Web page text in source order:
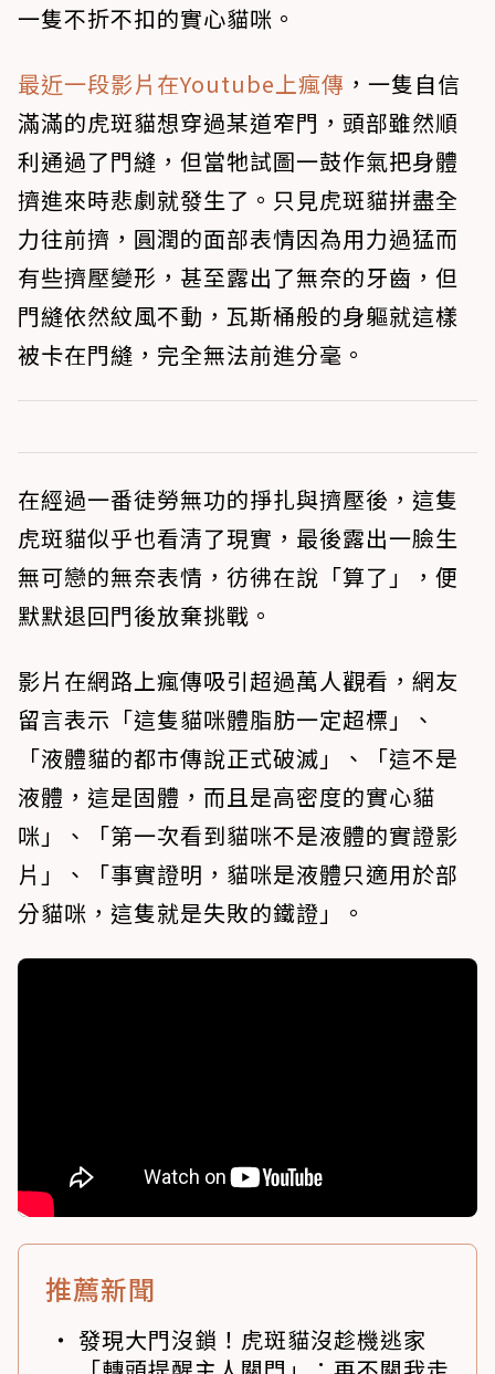
一隻不折不扣的實心貓咪。
最近一段影片在Youtube上瘋傳 ，一隻自信
滿滿的虎斑貓想穿過某道窄門，頭部雖然順
利通過了門縫，但當牠試圖一鼓作氣把身體
擠進來時悲劇就發生了。只見虎斑貓拼盡全
力往前擠，圓潤的面部表情因為用力過猛而
有些擠壓變形，甚至露出了無奈的牙齒，但
門縫依然紋風不動，瓦斯桶般的身軀就這樣
被卡在門縫，完全無法前進分毫。
在經過一番徒勞無功的掙扎與擠壓後，這隻
虎斑貓似乎也看清了現實，最後露出一臉生
無可戀的無奈表情，彷彿在說「算了」，便
默默退回門後放棄挑戰。
影片在網路上瘋傳吸引超過萬人觀看，網友
留言表示「這隻貓咪體脂肪一定超標」、
「液體貓的都市傳說正式破滅」、「這不是
液體，這是固體，而且是高密度的實心貓
咪」、「第一次看到貓咪不是液體的實證影
片」、「事實證明，貓咪是液體只適用於部
分貓咪，這隻就是失敗的鐵證」。
推薦新聞
發現大門沒鎖！虎斑貓沒趁機逃家